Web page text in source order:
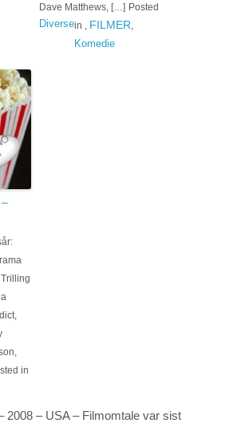
Dave Matthews, […] Posted
in
Diverse FILMER
Komedie
in
2008 – USA – Filmomtale var sist